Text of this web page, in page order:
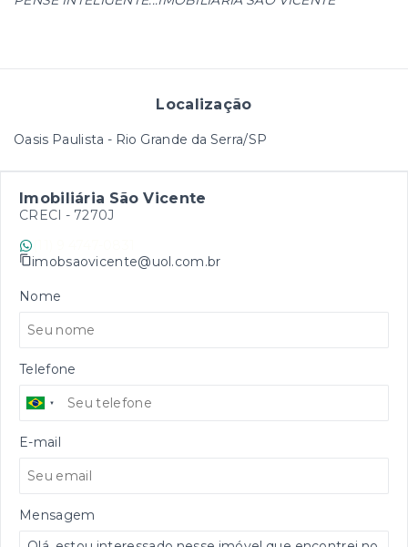
Localização
Oasis Paulista - Rio Grande da Serra/SP
Imobiliária São Vicente
CRECI - 7270J
imobsaovicente@uol.com.br
Nome
Telefone
E-mail
Mensagem